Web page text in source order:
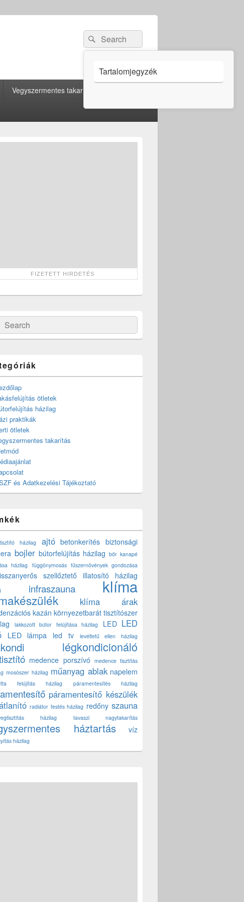
Search
for:
Search
Vegyszermentes takarítás
Search
ötletek
házilag
praktikák
ötletek
takarítás
és Adatkezelési Tájékoztató
házilag ajtó betonkerítés biztonsági
bojler bútorfelújítás házilag bőr kanapé
házilag
függönymosás fűszernövények gondozása
szellőztető illatosító házilag
infraszauna klíma
klíma árak
kazán környezetbarát tisztítószer
lakkozott bútor felújítása házilag LED LED
LED lámpa led tv levéltetű ellen házilag
légkondicionáló
medence porszívó medence tisztítás
mosószer házilag műanyag ablak napelem
felújítás házilag páramentesítés házilag
páramentesítő készülék
radiátor festés házilag redőny szauna
házilag tavaszi nagytakarítás
háztartás víz
házilag
Tartalomjegyzék